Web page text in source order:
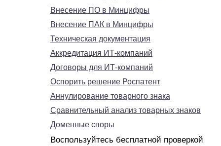
Внесение ПО в Минцифры
Внесение ПАК в Минцифры
Техническая документация
Аккредитация ИТ-компаний
Договоры для ИТ-компаний
Оспорить решение Роспатент
Аннулирование товарного знака
Сравнительный анализ товарных знаков
Доменные споры
Воспользуйтесь бесплатной проверкой